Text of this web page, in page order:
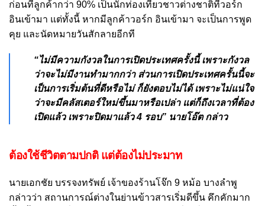
ก่อนที่ลูกค้ากว่า 90% เป็นนักท่องเที่ยวชาวต่างชาติที่วอร์ก
อินเข้ามา แต่ทั้งนี้ หากมีลูกค้าวอร์ก อินเข้ามา จะเป็นการพูด
คุย และนัดหมายวันสักลายอีกที
“ไม่มีความกังวลในการเปิดประเทศครั้งนี้ เพราะกังวล
ว่าจะไม่มีงานทำมากกว่า ส่วนการเปิดประเทศครั้นนี้จะ
เป็นการเริ่มต้นที่ดีหรือไม่ ก็ยังตอบไม่ได้ เพราะไม่แน่ใจ
ว่าจะมีคลัสเตอร์ใหม่ขึ้นมาหรือเปล่า แต่ก็ถึงเวลาที่ต้อง
เปิดแล้ว เพราะปิดมาแล้ว 4 รอบ” นายโอ๊ต กล่าว
ต้องใช้ชีวิตตามปกติ แต่ต้องไม่ประมาท
นายเอกชัย บรรจงทรัพย์ เจ้าของร้านโจ๊ก 9 หม้อ บางลำพู
กล่าวว่า สถานการณ์ต่างในย่านข้าวสารเริ่มดีขึ้น คึกคักมาก